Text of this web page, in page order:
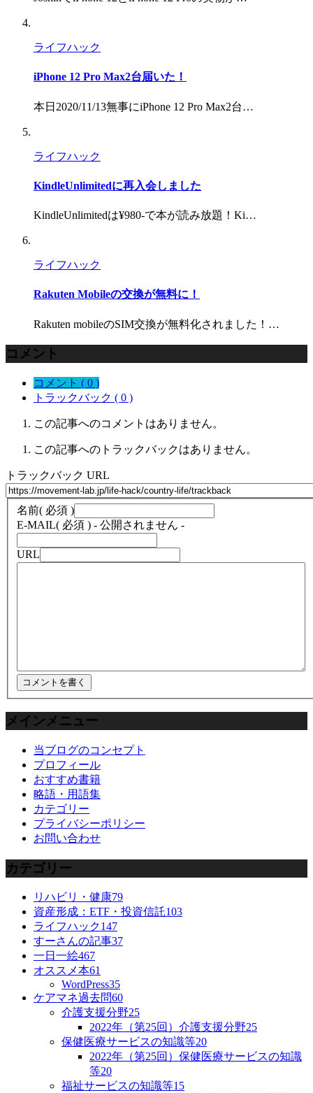
ライフハック
iPhone 12 Pro Max2台届いた！
本日2020/11/13無事にiPhone 12 Pro Max2台…
ライフハック
KindleUnlimitedに再入会しました
KindleUnlimitedは¥980-で本が読み放題！Ki…
ライフハック
Rakuten Mobileの交換が無料に！
Rakuten mobileのSIM交換が無料化されました！…
コメント
コメント ( 0 )
トラックバック ( 0 )
この記事へのコメントはありません。
この記事へのトラックバックはありません。
トラックバック URL
名前( 必須 )
E-MAIL( 必須 ) - 公開されません -
URL
メインメニュー
当ブログのコンセプト
プロフィール
おすすめ書籍
略語・用語集
カテゴリー
プライバシーポリシー
お問い合わせ
カテゴリー
リハビリ・健康79
資産形成：ETF・投資信託103
ライフハック147
すーさんの記事37
一日一絵467
オススメ本61
WordPress35
ケアマネ過去問60
介護支援分野25
2022年（第25回）介護支援分野25
保健医療サービスの知識等20
2022年（第25回）保健医療サービスの知識
等20
福祉サービスの知識等15